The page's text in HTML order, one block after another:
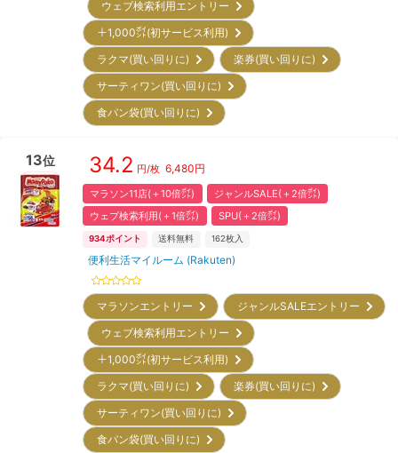
ウェブ検索利用エントリー
＋1,000㌽(初サービス利用)
ラクマ(買い回りに)
楽券(買い回りに)
サーティワン(買い回りに)
食パン袋(買い回りに)
13位 34.2 円/枚 6,480円
マラソン11店(＋10倍㌽)
ジャンルSALE(＋2倍㌽)
ウェブ検索利用(＋1倍㌽)
SPU(＋2倍㌽)
934ポイント 送料無料 162枚入
便利生活マイルーム (Rakuten)
マラソンエントリー
ジャンルSALEエントリー
ウェブ検索利用エントリー
＋1,000㌽(初サービス利用)
ラクマ(買い回りに)
楽券(買い回りに)
サーティワン(買い回りに)
食パン袋(買い回りに)